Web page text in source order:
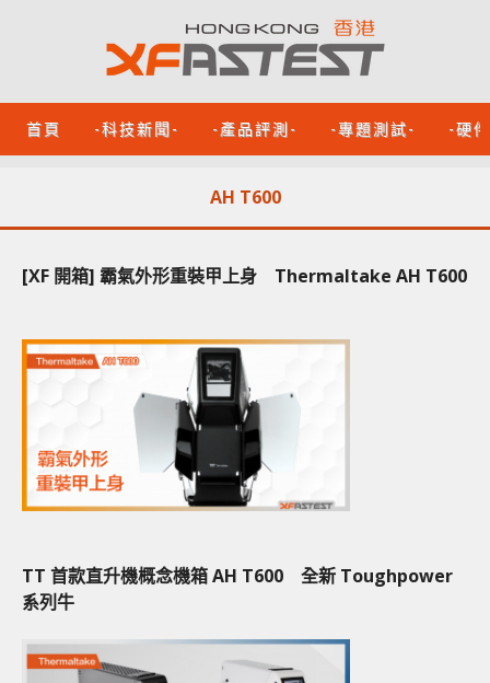
首頁 -科技新聞- -產品評測- -專題測試- -硬
AH T600
[XF 開箱] 霸氣外形重裝甲上身 Thermaltake AH T600
TT 首款直升機概念機箱 AH T600 全新 Toughpower
系列牛